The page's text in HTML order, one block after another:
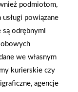
2026-01-12
S.A. dołącza do
Sieć kończy
strategicznym
po
rebrandingu
podmiotom,
usługi powiązane
są odrębnymi
we własnym
kurierskie czy
agencje